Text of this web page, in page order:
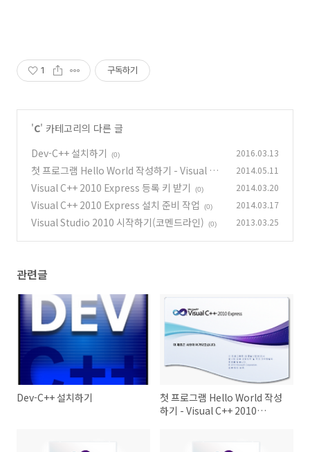
1 구독하기
'C' 카테고리의 다른 글
Dev-C++ 설치하기
(0) 2016.03.13
첫 프로그램 Hello World 작성하기 - Visual C+
+ 2010 Express
(0)
2014.05.11
Visual C++ 2010 Express 등록 키 받기 (0) 2014.03.20
Visual C++ 2010 Express 설치 준비 작업 (0) 2014.03.17
Visual Studio 2010 시작하기(코멘드라인) (0) 2013.03.25
관련글
Dev-C++ 설치하기
첫 프로그램 Hello World 작성
하기 - Visual C++ 2010